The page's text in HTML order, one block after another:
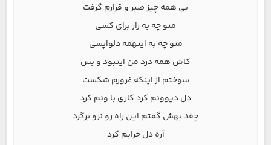
بی همه چیز صبر و قرارم گرفت
منو چه به زار برای کسی
منو چه به اینهمه دلواپسی
کاش همه درد من اینبود و بس
سوختم از اینکه غرورم شکست
دل دیوونم کرد کاری با ونم کرد
چقد بهش گفتم این راه رو نرو برگرد
آره دل خرابم کرد